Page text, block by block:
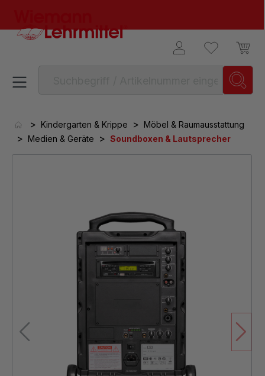
> Kindergarten & Krippe > Möbel & Raumausstattung
> Medien & Geräte > Soundboxen & Lautsprecher